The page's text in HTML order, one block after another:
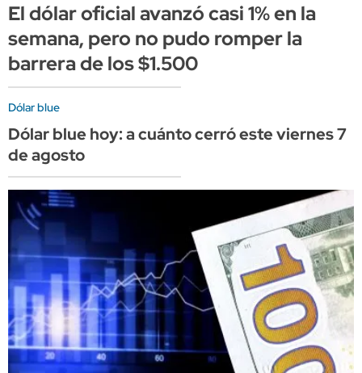
El dólar oficial avanzó casi 1% en la
semana, pero no pudo romper la
barrera de los $1.500
Dólar blue
Dólar blue hoy: a cuánto cerró este viernes 7
de agosto